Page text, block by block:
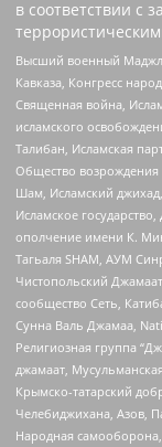
в соответствии с
Высший военный
Кавказа, Конгресс
Священная война,
исламского
Талибан, Исламская
Общество возрождения
Шам, Исламский
Исламское
ополчение имени К.
Тагьаля SHAM, АУМ
Чистопольский
сообщество Сеть,
Сунна Валь Джамаа,
Религиозная группа
джамаат,
Крымско-татарский
Челебиджихана, Азов,
Народная